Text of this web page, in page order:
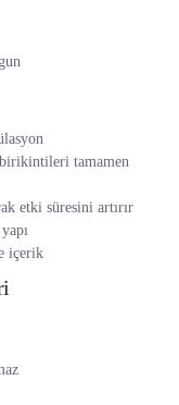
tamamen
etki süresini artırır
içerik